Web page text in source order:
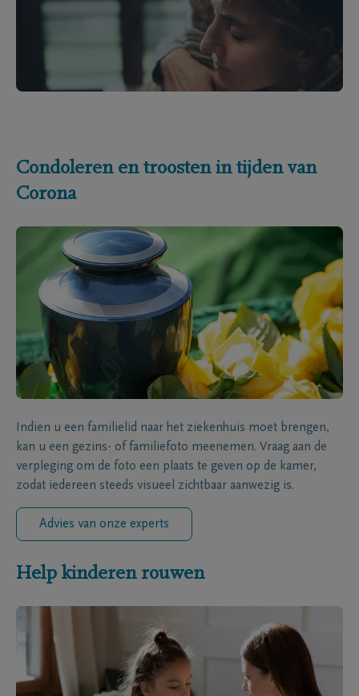
Condoleren en troosten in tijden van
Corona
Indien u een familielid naar het ziekenhuis moet brengen,
kan u een gezins- of familiefoto meenemen. Vraag aan de
verpleging om de foto een plaats te geven op de kamer,
zodat iedereen steeds visueel zichtbaar aanwezig is.
Advies van onze experts
Help kinderen rouwen